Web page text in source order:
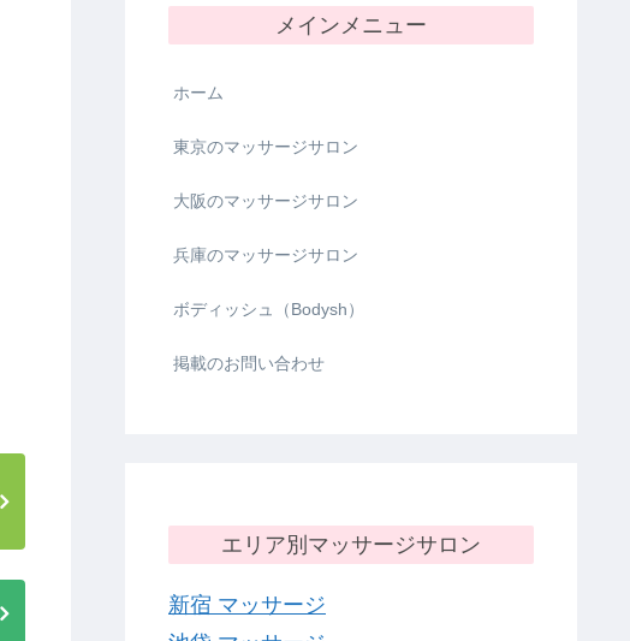
メインメニュー
ホーム
東京のマッサージサロン
大阪のマッサージサロン
兵庫のマッサージサロン
ボディッシュ（Bodysh）
掲載のお問い合わせ
エリア別マッサージサロン
新宿 マッサージ